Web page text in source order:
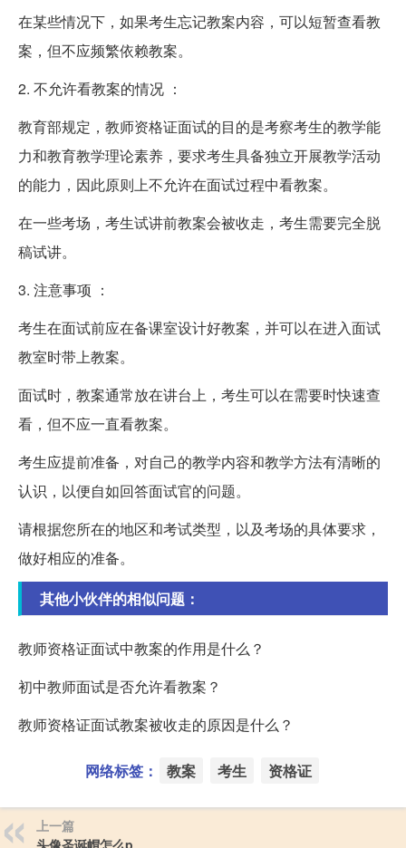
在某些情况下，如果考生忘记教案内容，可以短暂查看教
案，但不应频繁依赖教案。
2. 不允许看教案的情况 ：
教育部规定，教师资格证面试的目的是考察考生的教学能
力和教育教学理论素养，要求考生具备独立开展教学活动
的能力，因此原则上不允许在面试过程中看教案。
在一些考场，考生试讲前教案会被收走，考生需要完全脱
稿试讲。
3. 注意事项 ：
考生在面试前应在备课室设计好教案，并可以在进入面试
教室时带上教案。
面试时，教案通常放在讲台上，考生可以在需要时快速查
看，但不应一直看教案。
考生应提前准备，对自己的教学内容和教学方法有清晰的
认识，以便自如回答面试官的问题。
请根据您所在的地区和考试类型，以及考场的具体要求，
做好相应的准备。
其他小伙伴的相似问题：
教师资格证面试中教案的作用是什么？
初中教师面试是否允许看教案？
教师资格证面试教案被收走的原因是什么？
网络标签： 教案 考生 资格证
上一篇